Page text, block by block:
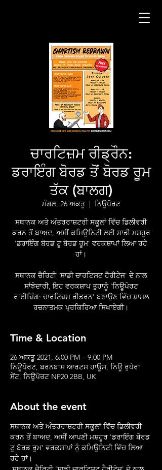
ਚਾਰਟਿਜ਼ਮ ਰੀਡ੍ਰੌਨ:
ਡਰਾਇੰਗ ਬੋਰਡ ਤੋਂ ਬੋਰਡ ਰੂਮ
ਤੱਕ (ਬਾਲਗ)
ਮੰਗਲ, 26 ਅਕਤੂ
  |
ਨਿਊਪੋਰਟ
ਸਥਾਨਕ ਅਤੇ ਅੰਤਰਰਾਸ਼ਟਰੀ ਸਕੂਲਾਂ ਵਿੱਚ ਡਿਲੀਵਰੀ
ਕਰਨ ਤੋਂ ਬਾਅਦ, ਅਸੀਂ ਕਮਿਊਨਿਟੀ ਲਈ ਸਾਡੀ ਮਸ਼ਹੂਰ
'ਡਰਾਇੰਗ ਬੋਰਡ ਟੂ ਬੋਰਡ ਰੂਮ' ਵਰਕਸ਼ਾਪਾਂ ਲਿਆ ਰਹੇ
ਹਾਂ।
ਸਥਾਨਕ ਚੈਰਿਟੀ 'ਸਾਡੀ ਚਾਰਟਿਸਟ ਹੈਰੀਟੇਜ' ਦੇ ਨਾਲ
ਸਾਂਝੇਦਾਰੀ, ਇਹ ਵਰਕਸ਼ਾਪ ਤੁਹਾਨੂੰ 'ਨਿਊਪੋਰਟ
ਰਾਈਜ਼ਿੰਗ: ਚਾਰਟਿਜ਼ਮ ਰੀਡਰਨ' ਬਣਾਉਣ ਵਿੱਚ ਸ਼ਾਮਲ
ਰਚਨਾਤਮਕ ਪ੍ਰਕਿਰਿਆ ਸਿਖਾਏਗੀ।
Time & Location
26 ਅਕਤੂ 2021, 6:00 PM – 9:00 PM
ਨਿਊਪੋਰਟ, ਬਰਨਬਾਸ ਆਰਟਸ ਹਾਊਸ, ਨਿਊ ਰੁਪੇਰਾ
ਸੇਂਟ, ਨਿਊਪੋਰਟ NP20 2BB, UK
About the event
ਸਥਾਨਕ ਅਤੇ ਅੰਤਰਰਾਸ਼ਟਰੀ ਸਕੂਲਾਂ ਵਿੱਚ ਡਿਲੀਵਰੀ
ਕਰਨ ਤੋਂ ਬਾਅਦ, ਅਸੀਂ ਆਪਣੀ ਮਸ਼ਹੂਰ 'ਡਰਾਇੰਗ ਬੋਰਡ
ਟੂ ਬੋਰਡ ਰੂਮ' ਵਰਕਸ਼ਾਪਾਂ ਨੂੰ ਕਮਿਊਨਿਟੀ ਵਿੱਚ ਲਿਆ
ਰਹੇ ਹਾਂ।